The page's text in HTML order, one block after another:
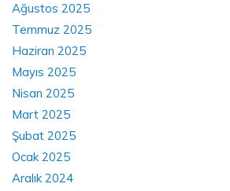
Ağustos 2025
Temmuz 2025
Haziran 2025
Mayıs 2025
Nisan 2025
Mart 2025
Şubat 2025
Ocak 2025
Aralık 2024